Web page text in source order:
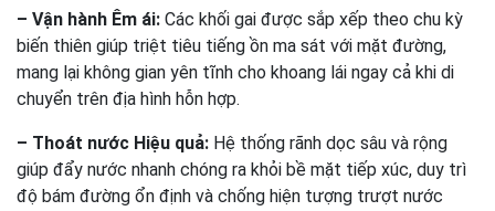
– Vận hành Êm ái: Các khối gai được sắp xếp theo chu kỳ
biến thiên giúp triệt tiêu tiếng ồn ma sát với mặt đường,
mang lại không gian yên tĩnh cho khoang lái ngay cả khi di
chuyển trên địa hình hỗn hợp.
– Thoát nước Hiệu quả: Hệ thống rãnh dọc sâu và rộng
giúp đẩy nước nhanh chóng ra khỏi bề mặt tiếp xúc, duy trì
độ bám đường ổn định và chống hiện tượng trượt nước